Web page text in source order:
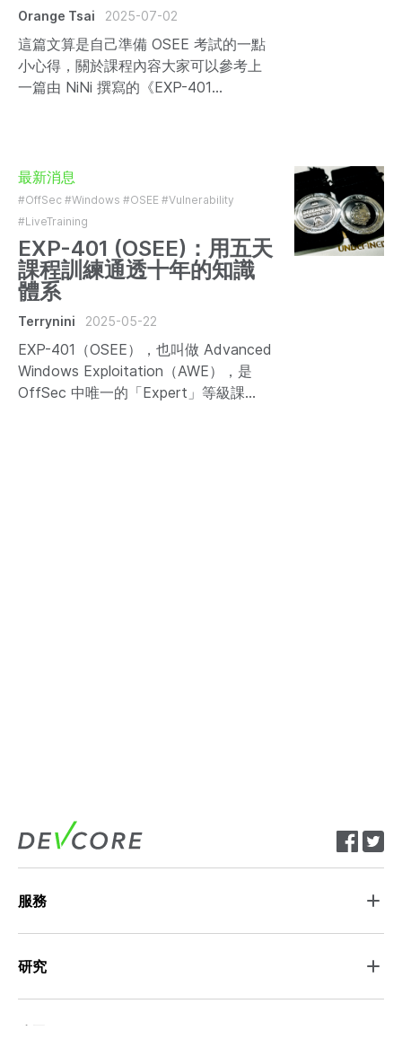
Orange Tsai 2025-07-02
這篇文算是自己準備 OSEE 考試的一點
小心得，關於課程內容大家可以參考上
一篇由 NiNi 撰寫的《EXP-401
最新消息
#OffSec #Windows #OSEE #Vulnerability
#LiveTraining
EXP-401 (OSEE)：用五天
課程訓練通透十年的知識
體系
Terrynini 2025-05-22
EXP-401（OSEE），也叫做 Advanced
Windows Exploitation（AWE），是
OffSec 中唯一的「Expert」等級課
服務
研究